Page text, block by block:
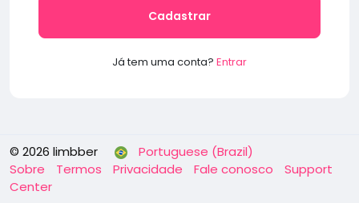
Cadastrar
Já tem uma conta? Entrar
© 2026 limbber
Portuguese (Brazil)
Sobre
Termos Privacidade Fale conosco
Support
Center